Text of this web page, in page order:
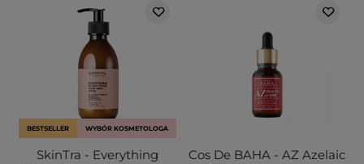
BESTSELLER WYBÓR KOSMETOLOGA
SkinTra - Everything
Cos De BAHA - AZ Azelaic